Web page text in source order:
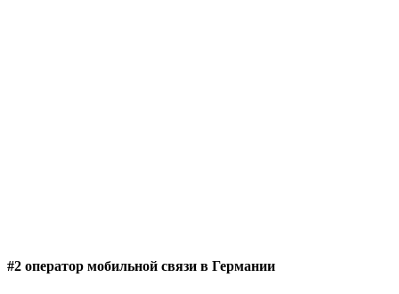
#2 оператор мобильной связи в Германии